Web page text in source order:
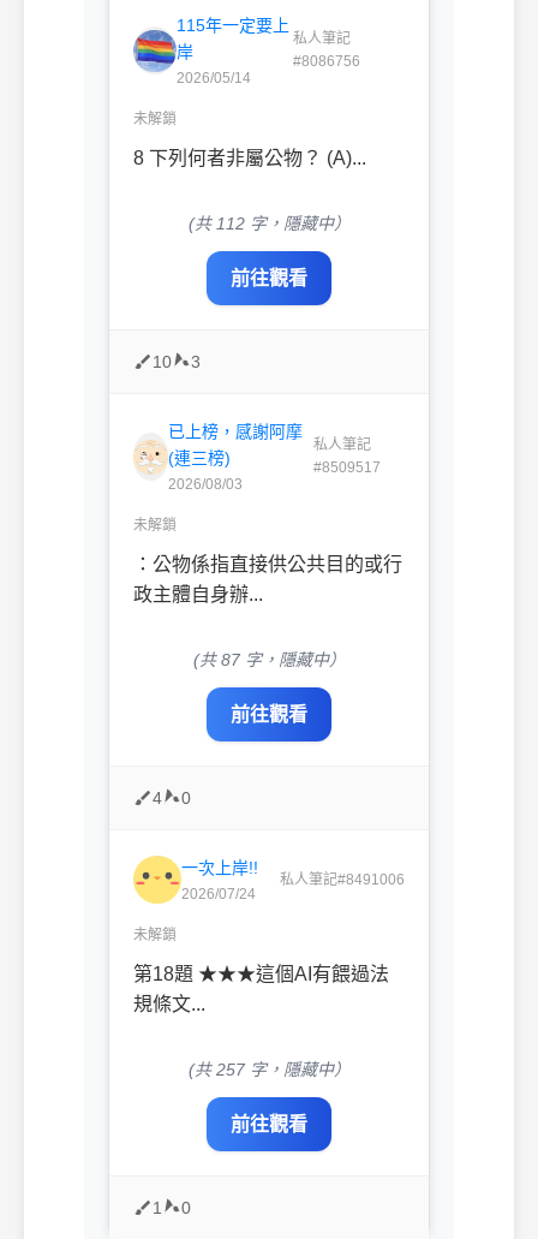
115年一定要上
岸
2026/05/14
私人筆記
#8086756
未解鎖
8 下列何者非屬公物？ (A)...
(共 112 字，隱藏中）
前往觀看
10 3
已上榜，感謝阿摩
(連三榜)
2026/08/03
私人筆記
#8509517
未解鎖
：公物係指直接供公共目的或行
政主體自身辦...
(共 87 字，隱藏中）
前往觀看
4 0
一次上岸!!
2026/07/24
私人筆記#8491006
未解鎖
第18題 ★★★這個AI有餵過法
規條文...
(共 257 字，隱藏中）
前往觀看
1 0